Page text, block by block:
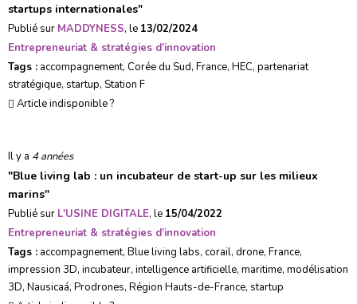
startups internationales"
Publié sur MADDYNESS, le 13/02/2024
Entrepreneuriat & stratégies d’innovation
Tags : accompagnement, Corée du Sud, France, HEC, partenariat
stratégique, startup, Station F
Article indisponible ?
Il y a 4 années
"Blue living lab : un incubateur de start-up sur les milieux
marins"
Publié sur L'USINE DIGITALE, le 15/04/2022
Entrepreneuriat & stratégies d’innovation
Tags : accompagnement, Blue living labs, corail, drone, France,
impression 3D, incubateur, intelligence artificielle, maritime, modélisation
3D, Nausicaá, Prodrones, Région Hauts-de-France, startup